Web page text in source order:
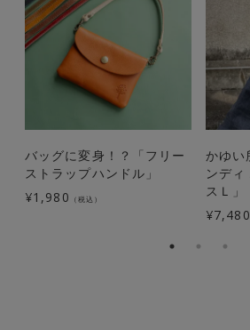
バッグに変身！？「フリー
ストラップハンドル」
¥1,980 （税込）
かゆい
ンデ
スＬ」
¥7,480